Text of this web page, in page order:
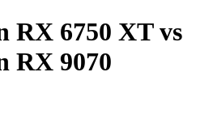
RX 6750 XTvs
RX 9070